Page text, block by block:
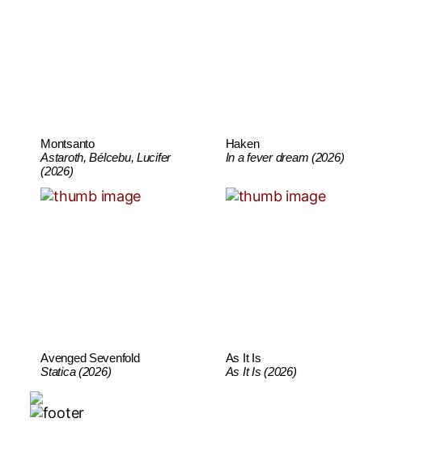
Montsanto
Astaroth, Bélcebu, Lucifer
(2026)
Haken
In a fever dream (2026)
Avenged Sevenfold
Statica (2026)
As It Is
As It Is (2026)